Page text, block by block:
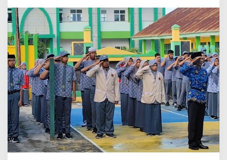
energi
baik
madrasah
maju